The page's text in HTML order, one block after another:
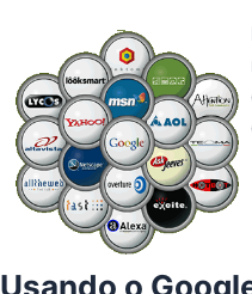
Usando o